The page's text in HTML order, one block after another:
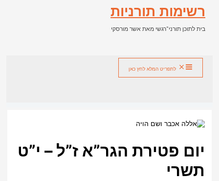
דילוג
לתוכןרשימות תורניות
בית לתוכן תורני־רגשי מאת אשר מורסקי
לתפריט המלא לחץ כאן
יום פטירת הגר”א ז”ל – י”ט
תשרי